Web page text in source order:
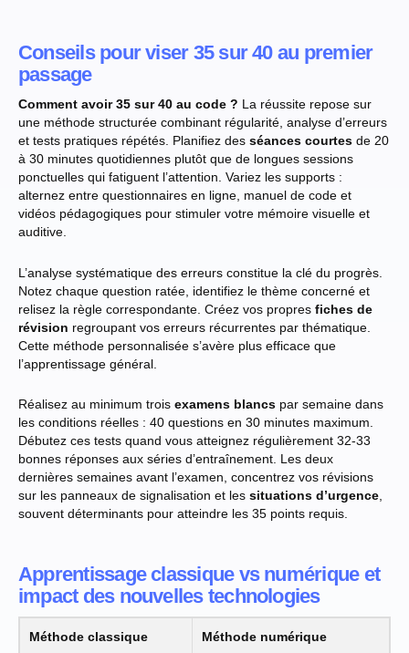
Conseils pour viser 35 sur 40 au premier
passage
Comment avoir 35 sur 40 au code ? La réussite repose sur
une méthode structurée combinant régularité, analyse d’erreurs
et tests pratiques répétés. Planifiez des séances courtes de 20
à 30 minutes quotidiennes plutôt que de longues sessions
ponctuelles qui fatiguent l’attention. Variez les supports :
alternez entre questionnaires en ligne, manuel de code et
vidéos pédagogiques pour stimuler votre mémoire visuelle et
auditive.
L’analyse systématique des erreurs constitue la clé du progrès.
Notez chaque question ratée, identifiez le thème concerné et
relisez la règle correspondante. Créez vos propres fiches de
révision regroupant vos erreurs récurrentes par thématique.
Cette méthode personnalisée s’avère plus efficace que
l’apprentissage général.
Réalisez au minimum trois examens blancs par semaine dans
les conditions réelles : 40 questions en 30 minutes maximum.
Débutez ces tests quand vous atteignez régulièrement 32-33
bonnes réponses aux séries d’entraînement. Les deux
dernières semaines avant l’examen, concentrez vos révisions
sur les panneaux de signalisation et les situations d’urgence
souvent déterminants pour atteindre les 35 points requis.
Apprentissage classique vs numérique et
impact des nouvelles technologies
Méthode classique Méthode numérique